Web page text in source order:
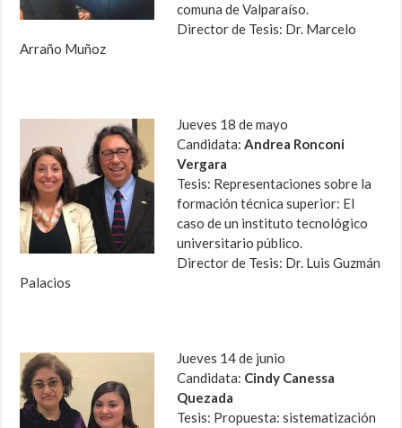
comuna de Valparaíso.
Director de Tesis: Dr. Marcelo
Arraño Muñoz
Jueves 18 de mayo
Candidata:Andrea Ronconi
Vergara
Tesis: Representaciones sobre la
formación técnica superior: El
caso de un instituto tecnológico
universitario público.
Director de Tesis: Dr. Luis Guzmán
Palacios
Jueves 14 de junio
Candidata: Cindy Canessa
Quezada
Tesis: Propuesta: sistematización